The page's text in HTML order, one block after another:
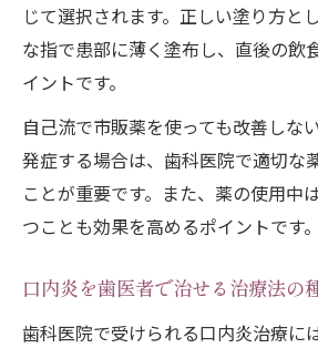
じて選択されます。正しい塗り方と
な指で患部に薄く塗布し、直後の飲
イントです。
自己流で市販薬を使っても改善しな
発症する場合は、歯科医院で適切な
ことが重要です。また、薬の使用中
つことも効果を高めるポイントです。
口内炎を歯医者で治せる治療法の
歯科医院で受けられる口内炎治療に